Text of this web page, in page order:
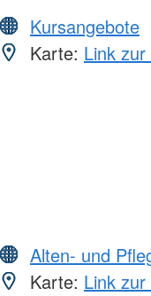
Kursangebote
Karte: Link
Alten- und
Karte: Link